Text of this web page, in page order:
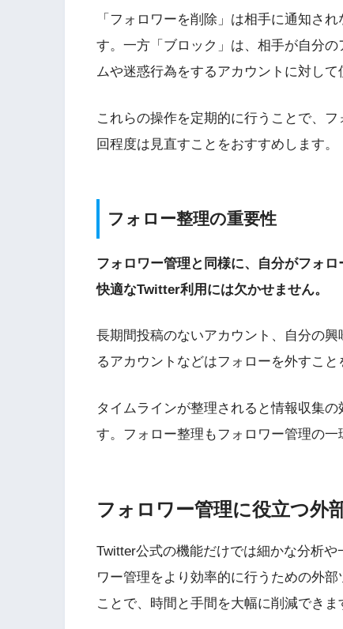
「フォロワーを削除」は相手に通知さ
す。一方「ブロック」は、相手が自分
ムや迷惑行為をするアカウントに対して
これらの操作を定期的に行うことで、
回程度は見直すことをおすすめします。
フォロー整理の重要性
フォロワー管理と同様に、自分がフォ
快適なTwitter利用には欠かせません。
長期間投稿のないアカウント、自分の
るアカウントなどはフォローを外すこと
タイムラインが整理されると情報収集
す。フォロー整理もフォロワー管理の一
フォロワー管理に役立つ外
Twitter公式の機能だけでは細かな分析
ワー管理をより効率的に行うための外
ことで、時間と手間を大幅に削減できま